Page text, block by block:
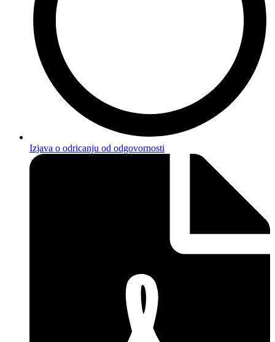
Izjava o odricanju od odgovornosti